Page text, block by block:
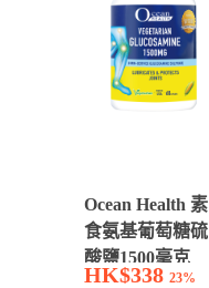
Ocean Health 素
食氨基葡萄糖硫
酸鹽1500毫克
HK$338 23%